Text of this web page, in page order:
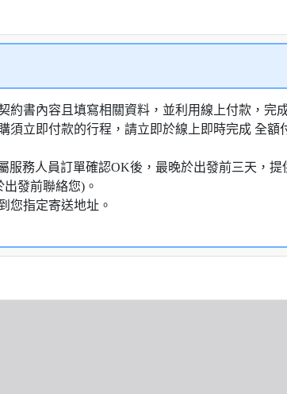
約書內容且填寫相關資料，並利用線上付款，完
須立即付款的行程，請立即於線上即時完成 全
服務人員訂單確認OK後，最晚於出發前三天，
發前聯絡您)。
您指定寄送地址。